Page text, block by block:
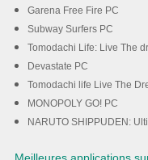
Garena Free Fire PC
Subway Surfers PC
Tomodachi Life: Live The
Devastate PC
Tomodachi life Live The
MONOPOLY GO! PC
NARUTO SHIPPUDEN: